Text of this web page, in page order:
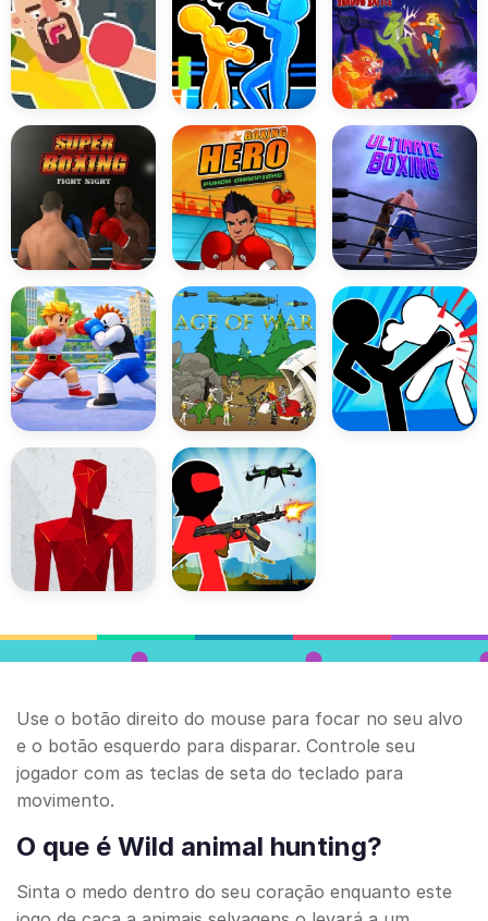
Use o botão direito do mouse para focar no seu alvo
e o botão esquerdo para disparar. Controle seu
jogador com as teclas de seta do teclado para
movimento.
O que é Wild animal hunting?
Sinta o medo dentro do seu coração enquanto este